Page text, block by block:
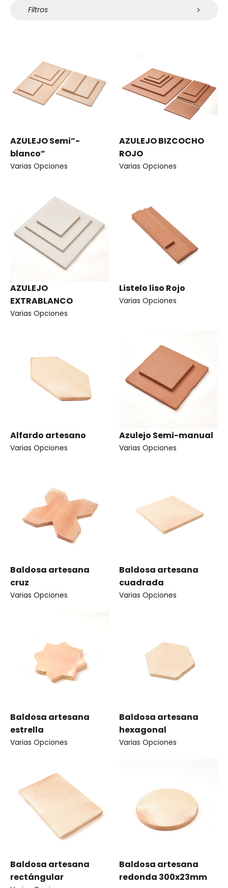
Filtros
AZULEJO Semi”-
blanco”
Varias Opciones
AZULEJO BIZCOCHO
ROJO
Varias Opciones
AZULEJO
EXTRABLANCO
Varias Opciones
Listelo liso Rojo
Varias Opciones
Alfardo artesano
Varias Opciones
Azulejo Semi-manual
Varias Opciones
Baldosa artesana
cruz
Varias Opciones
Baldosa artesana
cuadrada
Varias Opciones
Baldosa artesana
estrella
Varias Opciones
Baldosa artesana
hexagonal
Varias Opciones
Baldosa artesana
rectángular
Baldosa artesana
redonda 300x23mm